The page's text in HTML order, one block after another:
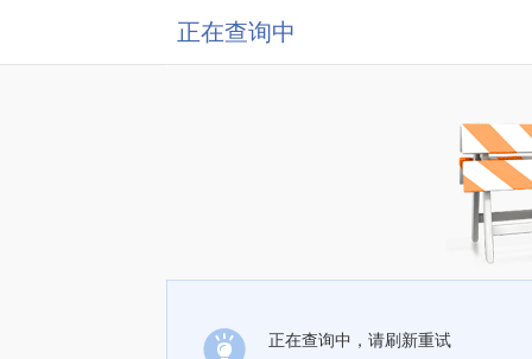
正在查询中
正在查询中，请刷新重试